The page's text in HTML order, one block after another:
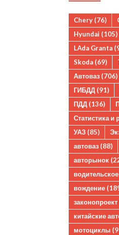
Chery (76)
Hyundai (105)
LAda Granta
Skoda (69)
Автоваз (706)
ГИБДД (91)
ПДД (136)
Статистика и
УАЗ (85)
автоваз (88)
авторынок
вождение
законопроект
китайские
мотоциклы